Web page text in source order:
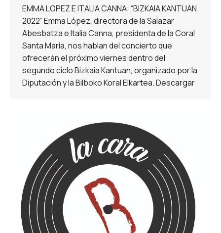
EMMA LOPEZ E ITALIA CANNA: “BIZKAIA KANTUAN
2022” Emma López, directora de la Salazar
Abesbatza e Italia Canna, presidenta de la Coral
Santa María, nos hablan del concierto que
ofrecerán el próximo viernes dentro del
segundo ciclo Bizkaia Kantuan, organizado por la
Diputación y la Bilboko Koral Elkartea. Descargar